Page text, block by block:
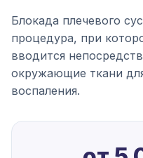
Блокада плечевого
процедура, при
вводится
окружающие ткани
воспаления.